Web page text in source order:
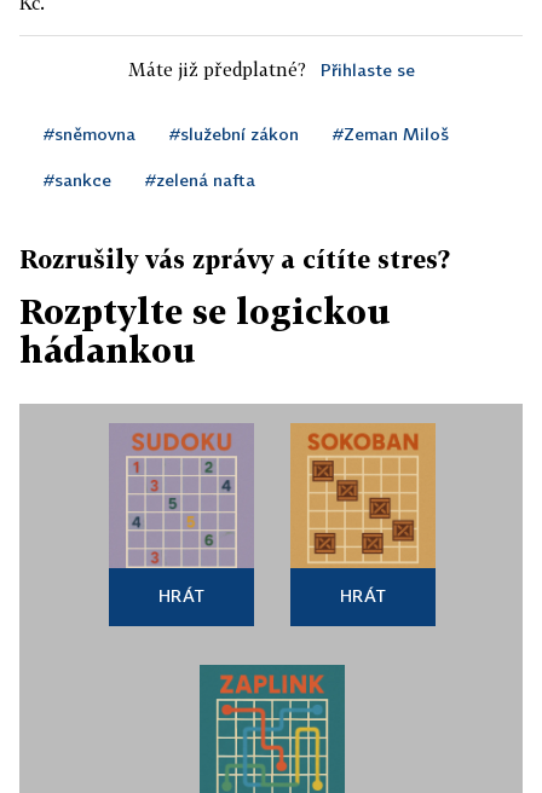
Máte již předplatné? Přihlaste se
#sněmovna #služební zákon #Zeman Miloš
#sankce #zelená nafta
Rozrušily vás zprávy a cítíte stres?
Rozptylte se logickou
hádankou
HRÁT HRÁT